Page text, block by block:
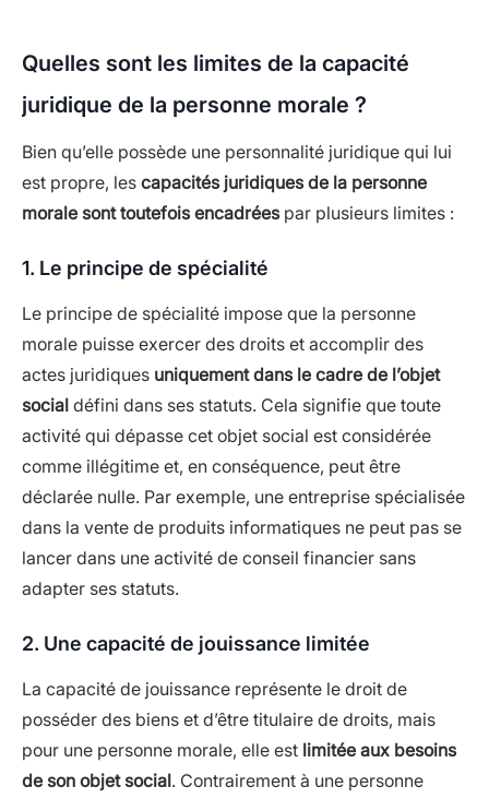
Quelles sont les limites de la capacité
juridique de la personne morale ?
Bien qu’elle possède une personnalité juridique qui lui
est propre, les capacités juridiques de la personne
morale sont toutefois encadrées par plusieurs limites :
1. Le principe de spécialité
Le principe de spécialité impose que la personne
morale puisse exercer des droits et accomplir des
actes juridiques uniquement dans le cadre de l’objet
social défini dans ses statuts. Cela signifie que toute
activité qui dépasse cet objet social est considérée
comme illégitime et, en conséquence, peut être
déclarée nulle. Par exemple, une entreprise spécialisée
dans la vente de produits informatiques ne peut pas se
lancer dans une activité de conseil financier sans
adapter ses statuts.
2. Une capacité de jouissance limitée
La capacité de jouissance représente le droit de
posséder des biens et d’être titulaire de droits, mais
pour une personne morale, elle est limitée aux besoins
de son objet social. Contrairement à une personne